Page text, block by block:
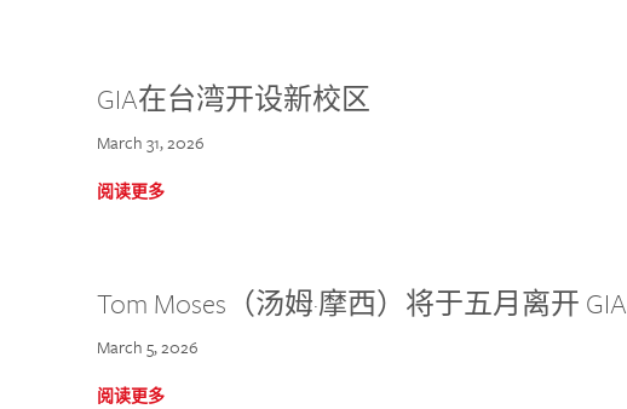
GIA在台湾开设新校区
March 31, 2026
阅读更多
Tom Moses（汤姆·摩西）将于五月离开 GIA
March 5, 2026
阅读更多